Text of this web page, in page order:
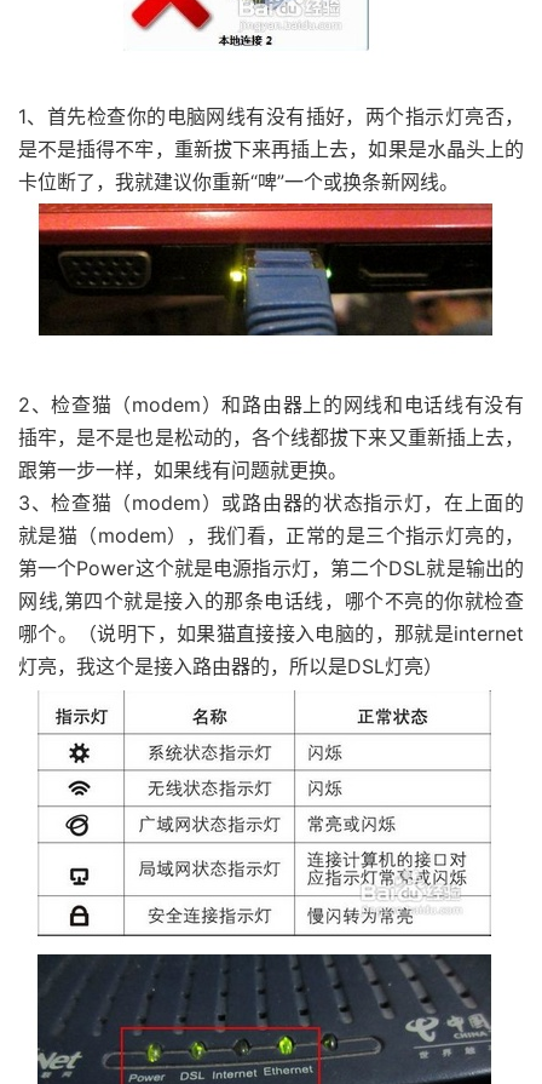
1、首先检查你的电脑网线有没有插好，两个指示灯亮否，
是不是插得不牢，重新拔下来再插上去，如果是水晶头上的
卡位断了，我就建议你重新“啤”一个或换条新网线。
2、检查猫（modem）和路由器上的网线和电话线有没有
插牢，是不是也是松动的，各个线都拔下来又重新插上去，
跟第一步一样，如果线有问题就更换。
3、检查猫（modem）或路由器的状态指示灯，在上面的
就是猫（modem），我们看，正常的是三个指示灯亮的，
第一个Power这个就是电源指示灯，第二个DSL就是输出的
网线,第四个就是接入的那条电话线，哪个不亮的你就检查
哪个。（说明下，如果猫直接接入电脑的，那就是internet
灯亮，我这个是接入路由器的，所以是DSL灯亮）